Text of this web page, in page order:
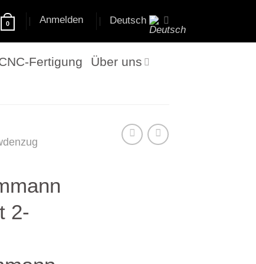
0 Anmelden Deutsch
Fertigung
Über uns
2-